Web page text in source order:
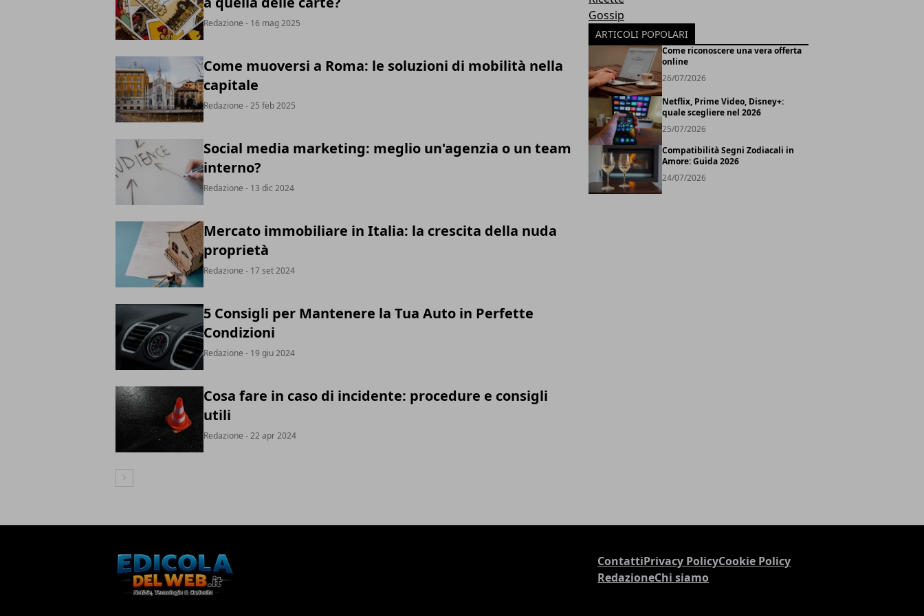
Redazione - 16 mag 2025
Come muoversi a Roma: le soluzioni di mobilità nella
capitale
Redazione - 25 feb 2025
Social media marketing: meglio un'agenzia o un team
interno?
Redazione - 13 dic 2024
Mercato immobiliare in Italia: la crescita della nuda
proprietà
Redazione - 17 set 2024
5 Consigli per Mantenere la Tua Auto in Perfette
Condizioni
Redazione - 19 giu 2024
Cosa fare in caso di incidente: procedure e consigli
utili
Redazione - 22 apr 2024
Articolo Successivo
Gossip
ARTICOLI POPOLARI
Come riconoscere una vera offerta
online
26/07/2026
Netflix, Prime Video, Disney+:
quale scegliere nel 2026
25/07/2026
Compatibilità Segni Zodiacali in
Amore: Guida 2026
24/07/2026
ContattiPrivacy PolicyCookie Policy
RedazioneChi siamo